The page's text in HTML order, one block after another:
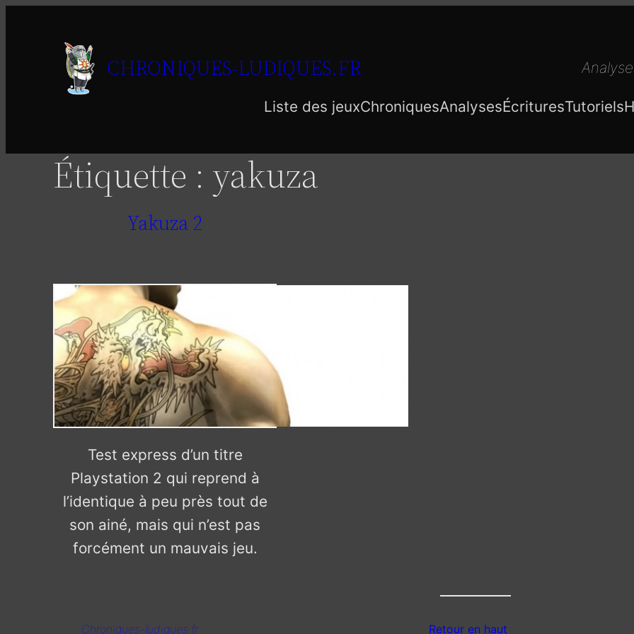
CHRONIQUES-LUDIQUES.FR
Liste des jeuxChroniquesAnalysesÉcrituresTutoriels
Étiquette : yakuza
Yakuza 2
Test express d’un titre
Playstation 2 qui reprend à
l’identique à peu près tout de
son ainé, mais qui n’est pas
forcément un mauvais jeu.
Chroniques-ludiques.fr Retour en haut